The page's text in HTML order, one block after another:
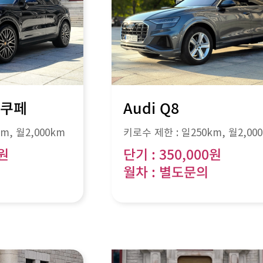
페
, 월2,000km
Audi Q8
키로수 제한 : 일250km, 월
단기 : 350,000원
월차 : 별도문의